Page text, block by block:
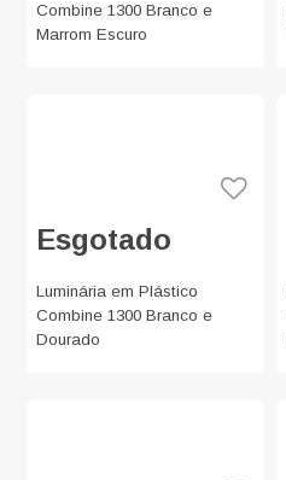
Combine 1300 Branco e
Marrom Escuro
Esgotado
Luminária em Plástico
Combine 1300 Branco e
Dourado